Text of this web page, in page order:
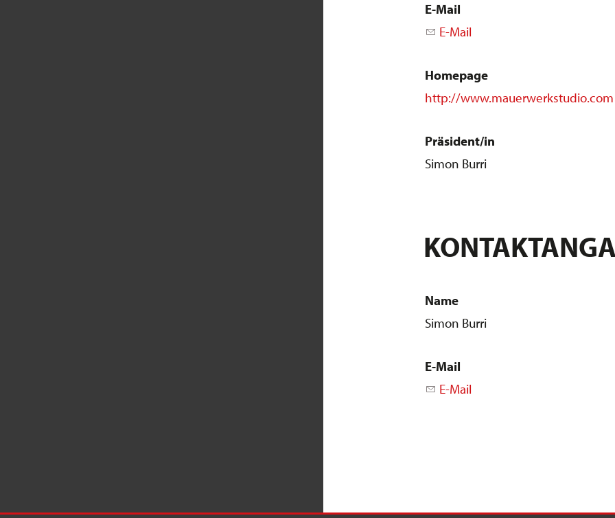
E-Mail
E-Mail
Homepage
http://www.mauerwerkstudio.com
Präsident/in
Simon Burri
Name
Simon Burri
E-Mail
E-Mail